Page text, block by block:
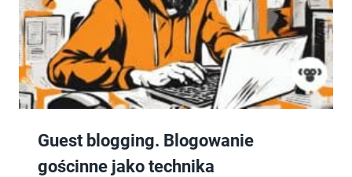
Guest blogging. Blogowanie
gościnne jako technika